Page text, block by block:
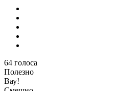
64 голоса
Полезно
Вау!